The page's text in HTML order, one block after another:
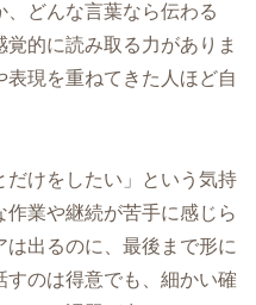
、どんな言葉なら伝わる
的に読み取る力がありま
現を重ねてきた人ほど自
けをしたい」という気持
業や継続が苦手に感じら
出るのに、最後まで形に
のは得意でも、細かい確